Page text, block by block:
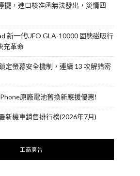
擺，進口核准函無法發出，災情四
新一代UFO GLA-10000 固態磁吸行
充革命
定螢幕安全機制，連續 13 次解錯密
原廠電池舊換新應援優惠!
新機車銷售排行榜(2026年7月)
工商廣告